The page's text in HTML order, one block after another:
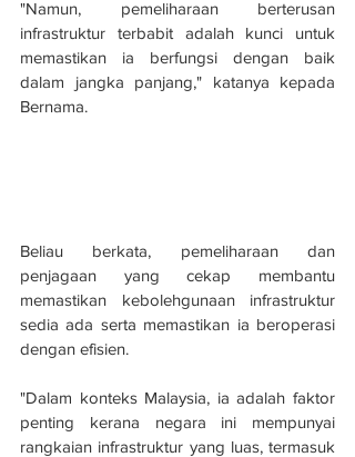
"Namun, pemeliharaan berterusan
infrastruktur terbabit adalah kunci untuk
memastikan ia berfungsi dengan baik
dalam jangka panjang," katanya kepada
Bernama.
Beliau berkata, pemeliharaan dan
penjagaan yang cekap membantu
memastikan kebolehgunaan infrastruktur
sedia ada serta memastikan ia beroperasi
dengan efisien.
"Dalam konteks Malaysia, ia adalah faktor
penting kerana negara ini mempunyai
rangkaian infrastruktur yang luas, termasuk